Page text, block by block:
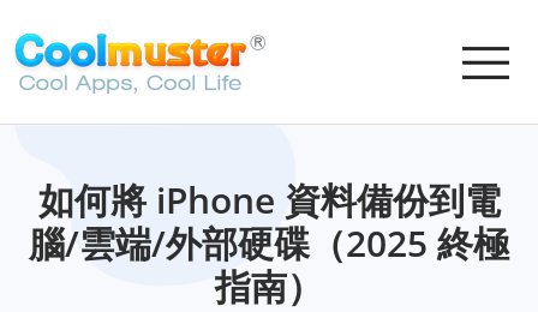
如何將 iPhone 資料備份到電
腦/雲端/外部硬碟（2025 終極
指南）